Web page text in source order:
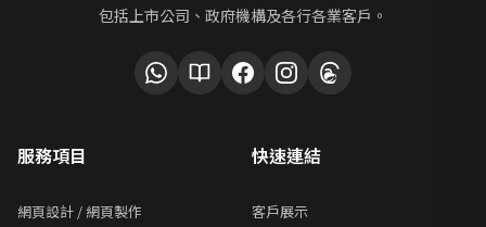
包括上市公司、政府機構及各行各業客戶。
服務項目
網頁設計 / 網頁製作
快速連結
客戶展示